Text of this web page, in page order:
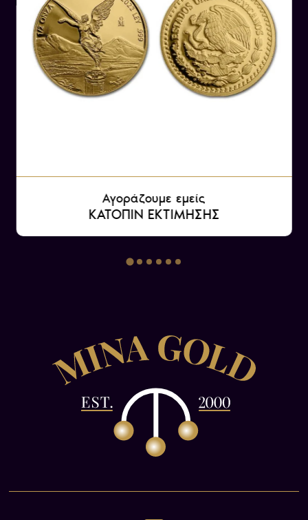
Μεξικού, αλλά το αρνήθηκε αρχικά. Τελικά το
1863, ύστερα από πιέσεις του Ναπολέοντα Γ’,
δέχθηκε την πρόταση και έφθασε στο Μεξικό το
1864. Αντιμετώπισε δυσκολίες στο να
αναγνωριστεί ως νόμιμος βασιλιάς και έπρεπε
να αντιμετωπίσει τον ανταρτοπόλεμο ενάντια
στον γαλλικό στρατό.
Αγοράζουμε εμείς
ΚΑΤΟΠΙΝ ΕΚΤΙΜΗΣΗΣ